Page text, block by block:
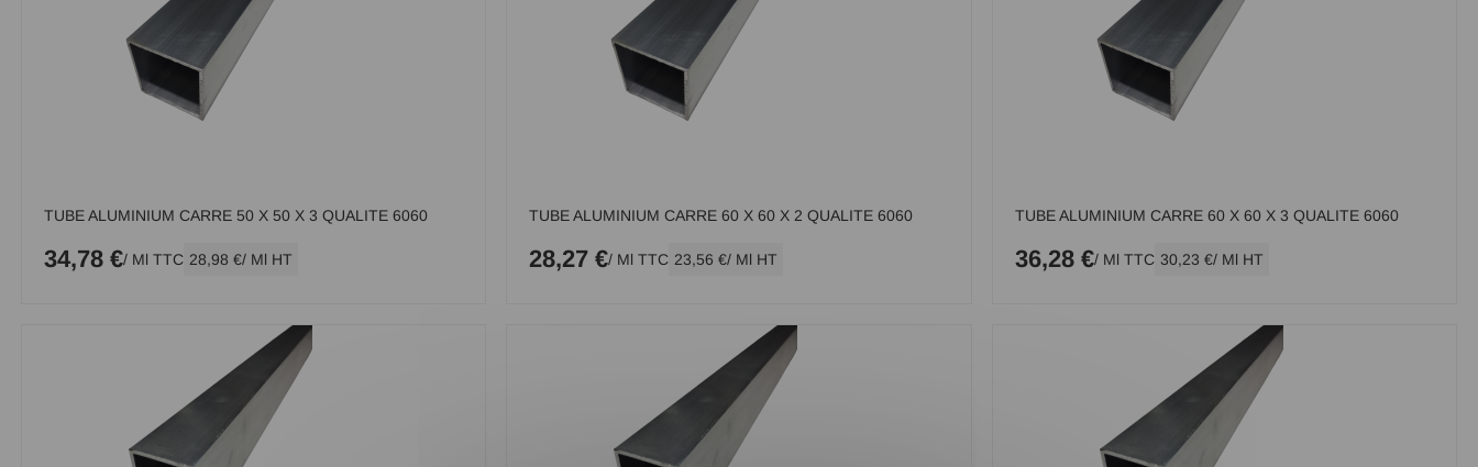
TUBE ALUMINIUM CARRE 50 X 50 X 3 QUALITE 6060
34,78 €/ Ml TTC 28,98 €/ Ml HT
TUBE ALUMINIUM CARRE 60 X 60 X 2 QUALITE 6060
28,27 €/ Ml TTC 23,56 €/ Ml HT
TUBE ALUMINIUM CARRE 60 X 60 X 3 QUALITE 6060
36,28 €/ Ml TTC 30,23 €/ Ml HT